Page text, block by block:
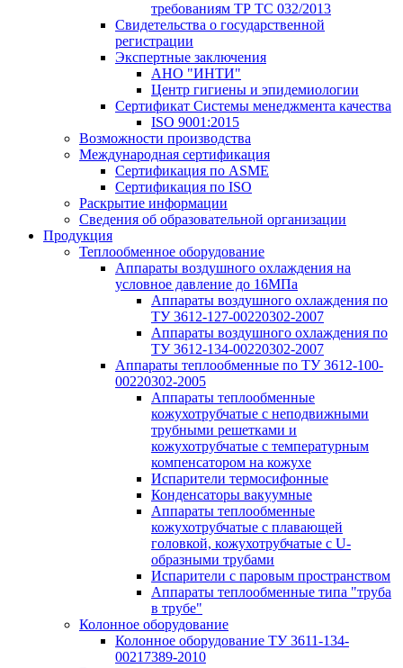
требованиям ТР ТС 032/2013
Свидетельства о государственной
регистрации
Экспертные заключения
АНО "ИНТИ"
Центр гигиены и эпидемиологии
Сертификат Системы менеджмента качества
ISO 9001:2015
Возможности производства
Международная сертификация
Сертификация по ASME
Сертификация по ISO
Раскрытие информации
Сведения об образовательной организации
Продукция
Теплообменное оборудование
Аппараты воздушного охлаждения на
условное давление до 16МПа
Аппараты воздушного охлаждения по
ТУ 3612-127-00220302-2007
Аппараты воздушного охлаждения по
ТУ 3612-134-00220302-2007
Аппараты теплообменные по ТУ 3612-100-
00220302-2005
Аппараты теплообменные
кожухотрубчатые с неподвижными
трубными решетками и
кожухотрубчатые с температурным
компенсатором на кожухе
Испарители термосифонные
Конденсаторы вакуумные
Аппараты теплообменные
кожухотрубчатые с плавающей
головкой, кожухотрубчатые с U-
образными трубами
Испарители с паровым пространством
Аппараты теплообменные типа "труба
в трубе"
Колонное оборудование
Колонное оборудование ТУ 3611-134-
00217389-2010